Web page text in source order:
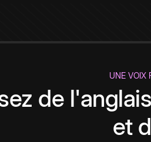
UNE VOIX
de
et